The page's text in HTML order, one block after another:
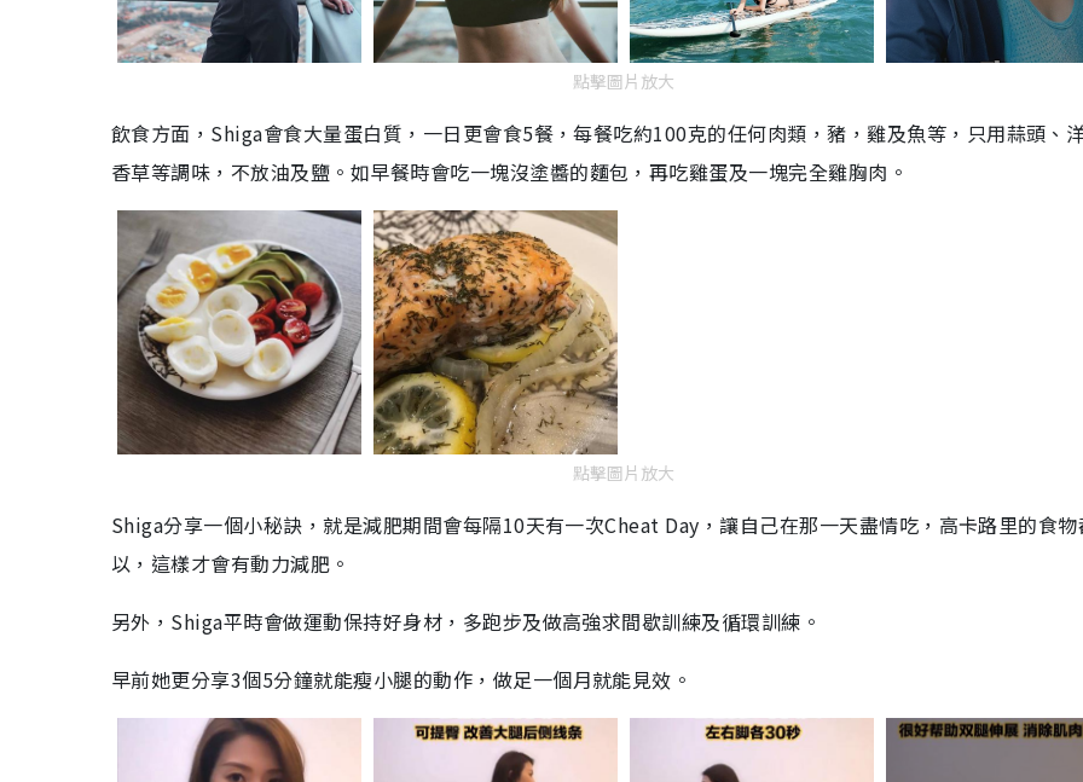
點擊圖片放大
飲食方面，Shiga會食大量蛋白質，一日更會食5餐，每餐吃約100克的任何肉類，豬，雞及魚等，只用蒜頭、
香草等調味，不放油及鹽。如早餐時會吃一塊沒塗醬的麵包，再吃雞蛋及一塊完全雞胸肉。
點擊圖片放大
Shiga分享一個小秘訣，就是減肥期間會每隔10天有一次Cheat Day，讓自己在那一天盡情吃，高卡路里的食
以，這樣才會有動力減肥。
另外，Shiga平時會做運動保持好身材，多跑步及做高強求間歇訓練及循環訓練。
早前她更分享3個5分鐘就能瘦小腿的動作，做足一個月就能見效。